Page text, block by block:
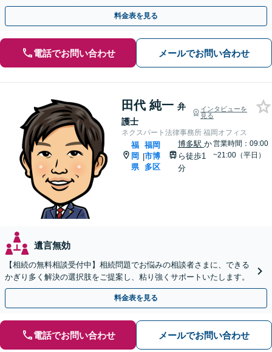
相続手続きをお手伝いします【取扱い実績2000件以上】
料金表を見る
電話でお問い合わせ メールでお問い合わせ
田代 純一 弁
護士
インタビューを
見る
ネクスパート法律事務所 福岡オフィス
福
岡
県
|
福岡
市博
多区
博多駅 か
ら徒歩1
分
営業時間：09:00
~21:00（平日）
遺言無効
【相続の無料相談受付中】相続問題でお悩みの相談者さまに、できる
かぎり多く解決の選択肢をご提案し、粘り強くサポートいたします。
料金表を見る
電話でお問い合わせ メールでお問い合わせ